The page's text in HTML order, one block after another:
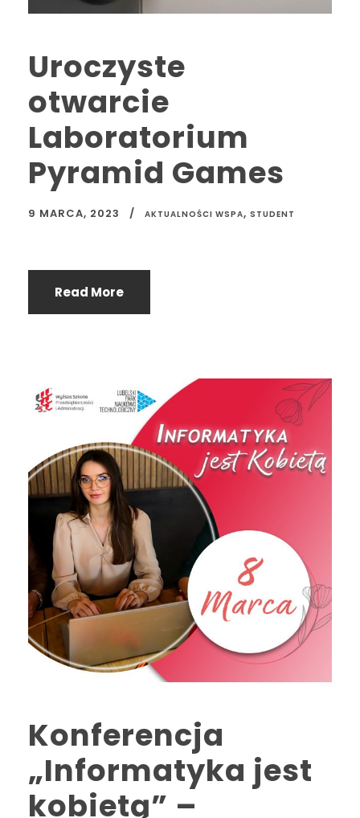
Uroczyste
otwarcie
Laboratorium
Pyramid Games
9 MARCA, 2023 AKTUALNOŚCI WSPA, STUDENT
Read More
Konferencja
„Informatyka jest
kobietą” –